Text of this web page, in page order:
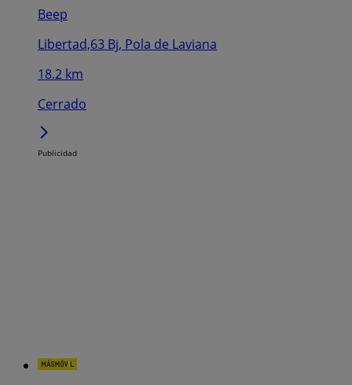
Beep
Libertad,63 Bj, Pola de Laviana
18.2 km
Cerrado
Publicidad